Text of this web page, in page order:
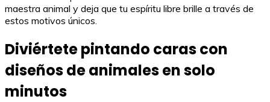
maestra animal y deja que tu espíritu libre brille a través de
estos motivos únicos.
Diviértete pintando caras con
diseños de animales en solo
minutos